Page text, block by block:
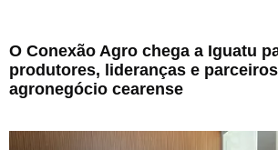
O Conexão Agro chega a Iguatu
produtores, lideranças e
agronegócio cearense